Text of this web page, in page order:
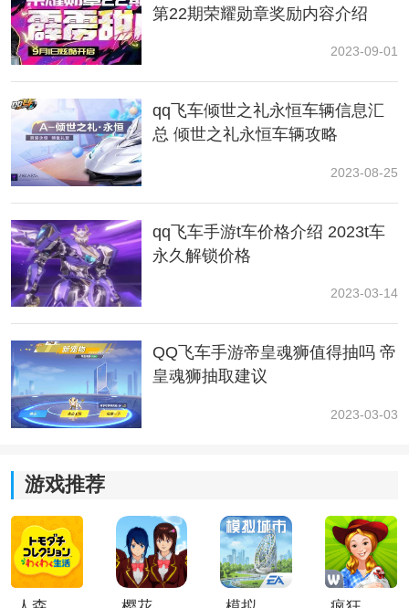
3、减少碰撞
在游戏中难度越高的地图弯道越多，弯道越多的地图碰
撞越多。想要提升跑图速度，第一步就是尽可能的减少
碰撞，首先减少碰撞，再进行进一步的提升。
QQ飞车想要提升自己的游戏跑图速度的话可以参考上面
的几种方法，提升地图的熟练度可以让你足够熟悉地
第22期荣耀勋章奖励内容介绍
2023-09-01
qq飞车倾世之礼永恒车辆信息汇
总 倾世之礼永恒车辆攻略
2023-08-25
qq飞车手游t车价格介绍 2023t车
永久解锁价格
2023-03-14
QQ飞车手游帝皇魂狮值得抽吗 帝
皇魂狮抽取建议
2023-03-03
游戏推荐